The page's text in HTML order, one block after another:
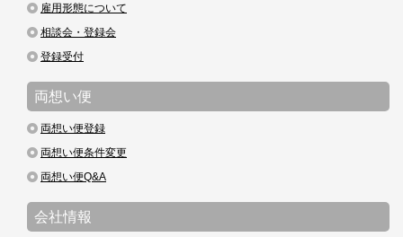
雇用形態について
相談会・登録会
登録受付
両想い便
両想い便登録
両想い便条件変更
両想い便Q&A
会社情報